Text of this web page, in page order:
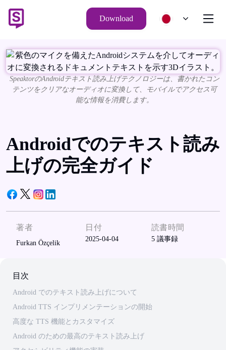
Download
SpeaktorのAndroidテキスト読み上げテクノロジーは、書かれたコン
テンツをクリアなオーディオに変換して、モバイルでアクセス可
能な情報を消費します。
Androidでのテキスト読み
上げの完全ガイド
著者
Furkan Özçelik
日付
2025-04-04
読書時間
5 議事録
目次
Android でのテキスト読み上げについて
Android TTS インプリメンテーションの開始
高度な TTS 機能とカスタマイズ
Android のための最高のテキスト読み上げ